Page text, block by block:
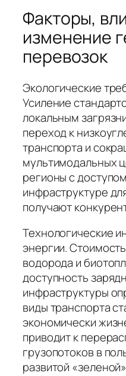
Факторы,
изменение
перевозок
Экологические
Усиление
локальным
переход к
транспорта и
мультимодальных
регионы с
инфраструктуре
получают
Технологические
энергии.
водорода и
доступность
инфраструктуры
виды транспорта
экономически
приводит к
грузопотоков в
развитой